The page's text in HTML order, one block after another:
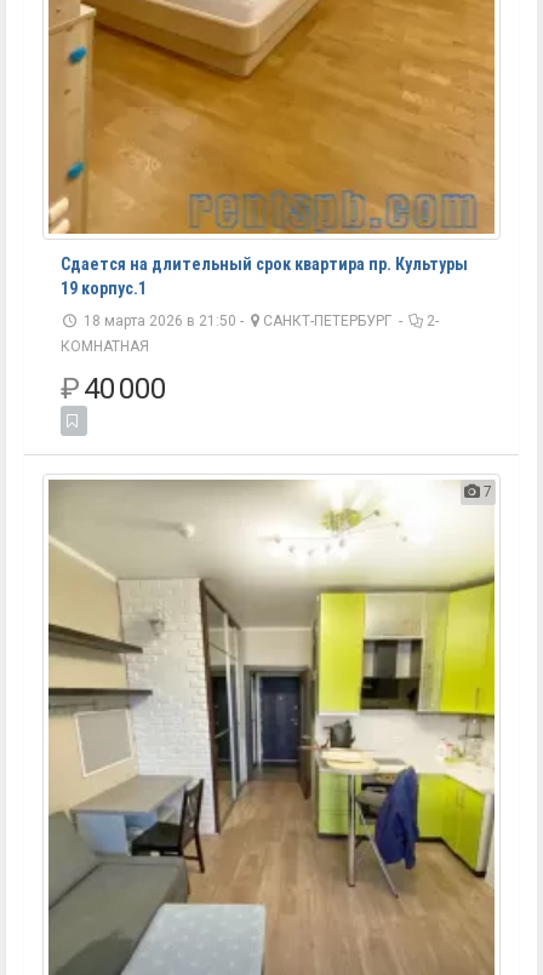
Сдается на длительный срок квартира пр. Культуры
19 корпус.1
18 марта 2026 в 21:50 - САНКТ-ПЕТЕРБУРГ -
2-
КОМНАТНАЯ
₽40 000
7